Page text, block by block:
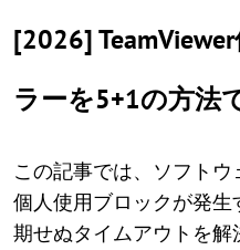
[2026]
ラーを5+1の方法
この記事では、ソフト
個人使用ブロックが発
期せぬタイムアウトを